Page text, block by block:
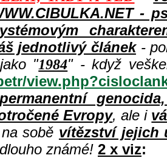
jednotlivý článek-
"1984" - když
Evropy, ale i
sobě vítězství jejich
známé! 2 x viz: